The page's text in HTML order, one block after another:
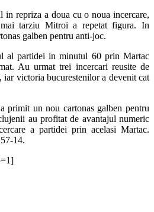
in repriza a doua cu o noua incercare,
tarziu Mitroi a repetat figura. In
galben pentru anti-joc.
al partidei in minutul 60 prin Martac
Au urmat trei incercari reusite de
victoria bucurestenilor a devenit cat
primit un nou cartonas galben pentru
au profitat de avantajul numeric
a partidei prin acelasi Martac.
14.